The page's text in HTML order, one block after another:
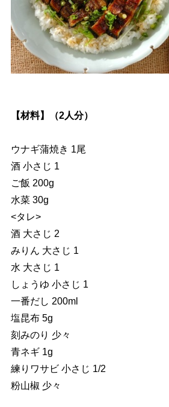
【材料】（2人分）
ウナギ蒲焼き 1尾
酒 小さじ 1
ご飯 200g
水菜 30g
<タレ>
酒 大さじ 2
みりん 大さじ 1
水 大さじ 1
しょうゆ 小さじ 1
一番だし 200ml
塩昆布 5g
刻みのり 少々
青ネギ 1g
練りワサビ 小さじ 1/2
粉山椒 少々